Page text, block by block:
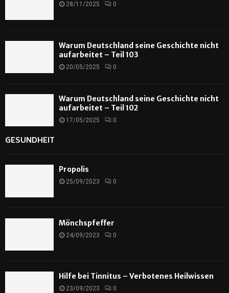
28/11/2025 0
Warum Deutschland seine Geschichte nicht
aufarbeitet – Teil 103
20/05/2025 0
Warum Deutschland seine Geschichte nicht
aufarbeitet – Teil 102
17/05/2025 0
GESUNDHEIT
Propolis
25/09/2023 0
Mönchspfeffer
24/09/2023 0
Hilfe bei Tinnitus – Verbotenes Heilwissen
23/09/2023 0